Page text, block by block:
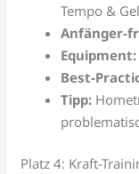
Tempo &
Anfänger-
Equipment:
Best-
Tipp:
Platz 4: Kraft-